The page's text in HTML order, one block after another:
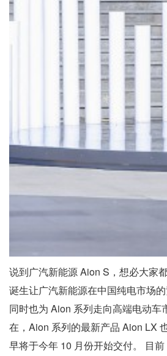
说到广汽新能源 Aion S，想必大家
诞生让广汽新能源在中国纯电市场
同时也为 Aion 系列走向高端电动车
在，Aion 系列的最新产品 Aion LX
早将于今年 10 月份开始交付。 目